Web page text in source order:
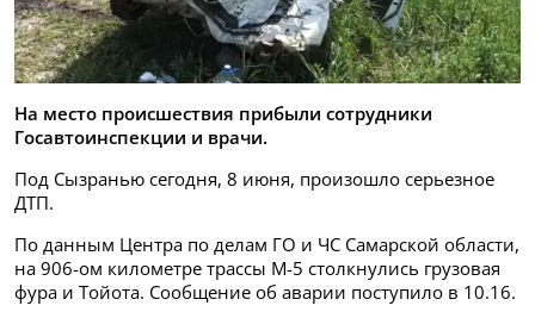
На место происшествия прибыли сотрудники
Госавтоинспекции и врачи.
Под Сызранью сегодня, 8 июня, произошло серьезное
ДТП.
По данным Центра по делам ГО и ЧС Самарской области,
на 906-ом километре трассы М-5 столкнулись грузовая
фура и Тойота. Сообщение об аварии поступило в 10.16.